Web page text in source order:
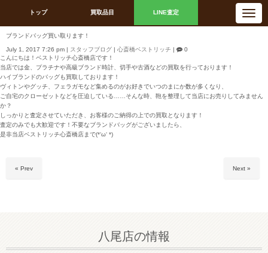
トップ 買取品目 LINE査定
N
a
v
ブランドバッグ買い取ります！
July 1, 2017 7:26 pm | スタッフブログ | 心斎橋ベストリッチ |
0
こんにちは！ベストリッチ心斎橋店です！
当店では金、プラチナや高級ブランド時計、切手や古酒などの買取を行っております！
ハイブランドのバッグも買取しております！
ヴィトンやグッチ、フェラガモなど集めるのがお好きでいつのまにか数が多くなり、
ご自宅のクローゼットなどを圧迫している……そんな時、鞄を整理して当店にお売りしてみません
か？
しっかりと査定させていただき、お客様のご納得の上での買取となります！
査定のみでも大歓迎です！不要なブランドバッグがございましたら、
是非当店ベストリッチ心斎橋店まで(*‘ω‘ *)
« Prev Next »
八尾店の情報